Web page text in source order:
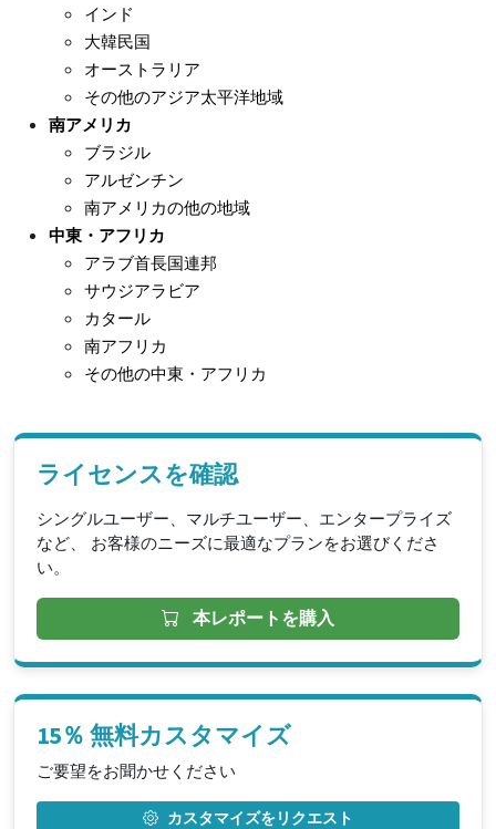
インド
大韓民国
オーストラリア
その他のアジア太平洋地域
南アメリカ
ブラジル
アルゼンチン
南アメリカの他の地域
中東・アフリカ
アラブ首長国連邦
サウジアラビア
カタール
南アフリカ
その他の中東・アフリカ
ライセンスを確認
シングルユーザー、マルチユーザー、エンタープライズ
など、 お客様のニーズに最適なプランをお選びくださ
い。
本レポートを購入
15％ 無料カスタマイズ
ご要望をお聞かせください
カスタマイズをリクエスト